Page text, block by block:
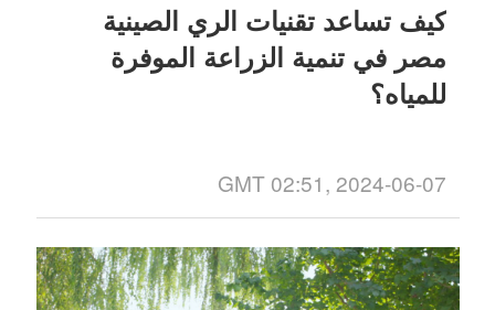
كيف تساعد تقنيات الري الصينية
مصر في تنمية الزراعة الموفرة
للمياه؟
GMT 02:51, 2024-06-07